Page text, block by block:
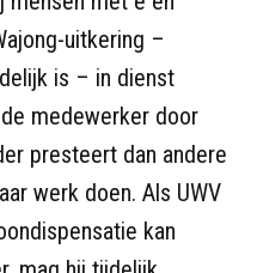
uitkering –
is – in dienst
medewerker door
presteert dan andere
werk doen. Als UWV
kan